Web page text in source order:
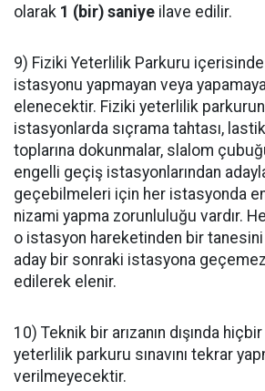
olarak 1 (bir) saniye ilave edilir.
9) Fiziki Yeterlilik Parkuru
istasyonu yapmayan veya
elenecektir. Fiziki yeterlilik
istasyonlarda sıçrama tahtası,
toplarına dokunmalar, slalom
engelli geçiş istasyonlarından
geçebilmeleri için her istasyonda
nizami yapma zorunluluğu vardır.
o istasyon hareketinden bir
aday bir sonraki istasyona
edilerek elenir.
10) Teknik bir arızanın dışında
yeterlilik parkuru sınavını tekrar
verilmeyecektir.